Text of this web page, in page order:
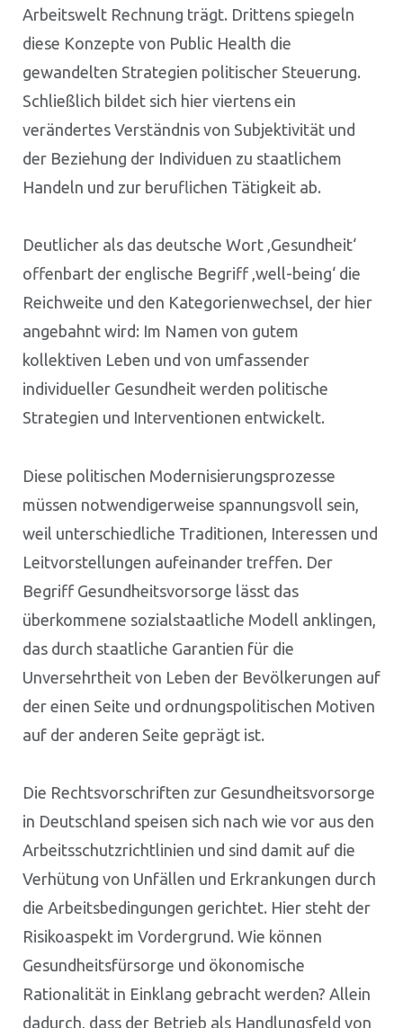
Arbeitswelt Rechnung trägt. Drittens spiegeln
diese Konzepte von Public Health die
gewandelten Strategien politischer Steuerung.
Schließlich bildet sich hier viertens ein
verändertes Verständnis von Subjektivität und
der Beziehung der Individuen zu staatlichem
Handeln und zur beruflichen Tätigkeit ab.
Deutlicher als das deutsche Wort ‚Gesundheit‘
offenbart der englische Begriff ‚well-being‘ die
Reichweite und den Kategorienwechsel, der hier
angebahnt wird: Im Namen von gutem
kollektiven Leben und von umfassender
individueller Gesundheit werden politische
Strategien und Interventionen entwickelt.
Diese politischen Modernisierungsprozesse
müssen notwendigerweise spannungsvoll sein,
weil unterschiedliche Traditionen, Interessen und
Leitvorstellungen aufeinander treffen. Der
Begriff Gesundheitsvorsorge lässt das
überkommene sozialstaatliche Modell anklingen,
das durch staatliche Garantien für die
Unversehrtheit von Leben der Bevölkerungen auf
der einen Seite und ordnungspolitischen Motiven
auf der anderen Seite geprägt ist.
Die Rechtsvorschriften zur Gesundheitsvorsorge
in Deutschland speisen sich nach wie vor aus den
Arbeitsschutzrichtlinien und sind damit auf die
Verhütung von Unfällen und Erkrankungen durch
die Arbeitsbedingungen gerichtet. Hier steht der
Risikoaspekt im Vordergrund. Wie können
Gesundheitsfürsorge und ökonomische
Rationalität in Einklang gebracht werden? Allein
dadurch, dass der Betrieb als Handlungsfeld von